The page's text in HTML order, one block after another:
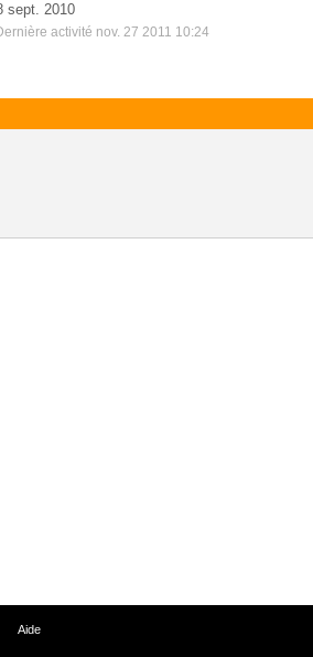
sept. 2010
activité nov. 27 2011 10:24
Aide